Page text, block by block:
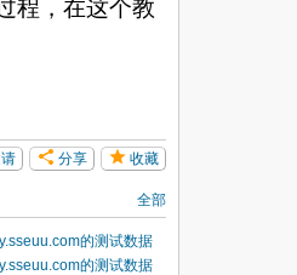
程，在这个教
收藏
分享
全部
的测试数据
的测试数据